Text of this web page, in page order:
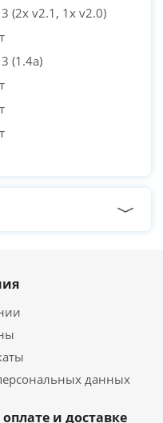
(2x v2.1, 1x v2.0)
(1.4a)
данных
и доставке